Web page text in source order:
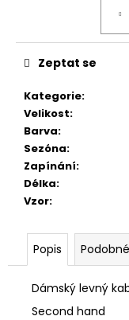
Kategorie:
Velikost:
Barva:
Sezóna:
Zapínání:
Délka:
Vzor:
Zeptat se
Popis
Dámský levný
Second hand